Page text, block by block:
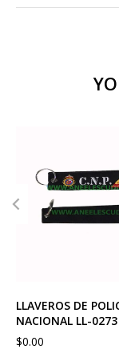
LLAVEROS DE
NACIONAL LL-0273
$0.00